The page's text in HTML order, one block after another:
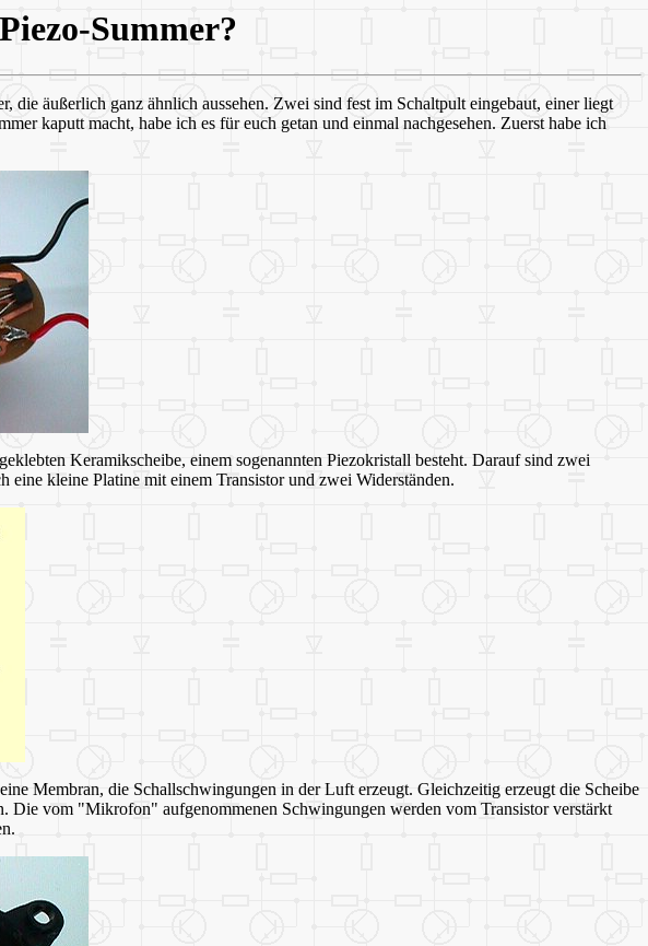
Summer?
die äußerlich ganz ähnlich aussehen. Zwei sind fest im Schaltpult eingebaut, einer liegt
kaputt macht, habe ich es für euch getan und einmal nachgesehen. Zuerst habe ich
Keramikscheibe, einem sogenannten Piezokristall besteht. Darauf sind zwei
eine kleine Platine mit einem Transistor und zwei Widerständen.
Membran, die Schallschwingungen in der Luft erzeugt. Gleichzeitig erzeugt die Scheibe
vom "Mikrofon" aufgenommenen Schwingungen werden vom Transistor verstärkt